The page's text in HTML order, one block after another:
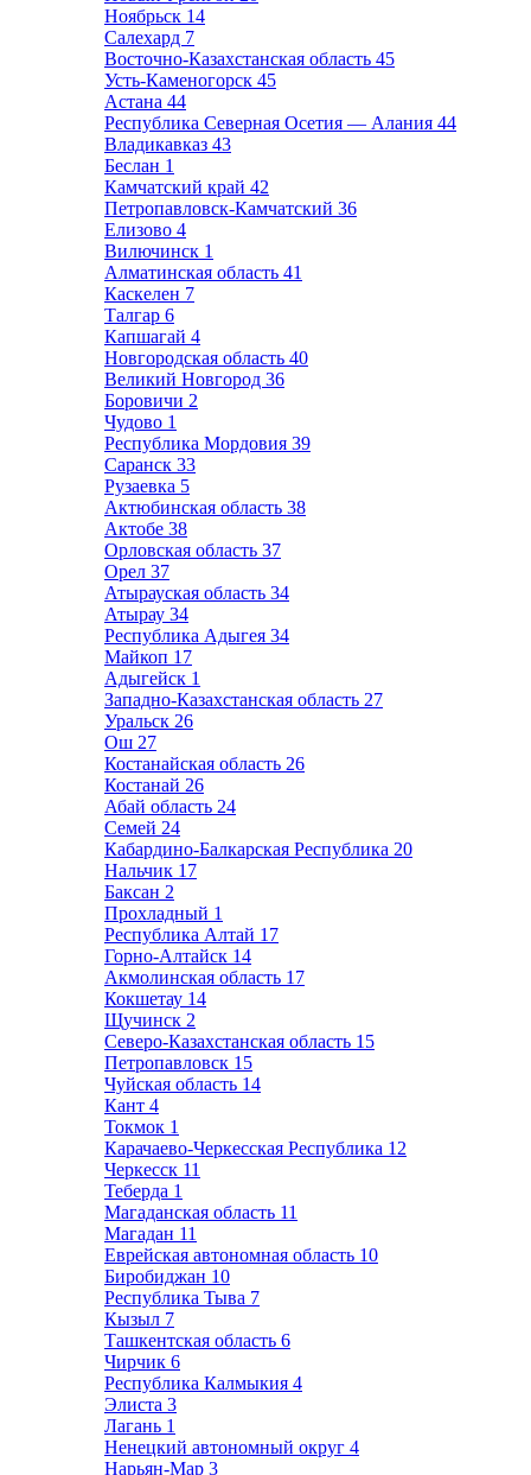
Ноябрьск 14
Салехард 7
Восточно-Казахстанская область 45
Усть-Каменогорск 45
Астана 44
Республика Северная Осетия — Алания 44
Владикавказ 43
Беслан 1
Камчатский край 42
Петропавловск-Камчатский 36
Елизово 4
Вилючинск 1
Алматинская область 41
Каскелен 7
Талгар 6
Капшагай 4
Новгородская область 40
Великий Новгород 36
Боровичи 2
Чудово 1
Республика Мордовия 39
Саранск 33
Рузаевка 5
Актюбинская область 38
Актобе 38
Орловская область 37
Орел 37
Атырауская область 34
Атырау 34
Республика Адыгея 34
Майкоп 17
Адыгейск 1
Западно-Казахстанская область 27
Уральск 26
Ош 27
Костанайская область 26
Костанай 26
Абай область 24
Семей 24
Кабардино-Балкарская Республика 20
Нальчик 17
Баксан 2
Прохладный 1
Республика Алтай 17
Горно-Алтайск 14
Акмолинская область 17
Кокшетау 14
Щучинск 2
Северо-Казахстанская область 15
Петропавловск 15
Чуйская область 14
Кант 4
Токмок 1
Карачаево-Черкесская Республика 12
Черкесск 11
Теберда 1
Магаданская область 11
Магадан 11
Еврейская автономная область 10
Биробиджан 10
Республика Тыва 7
Кызыл 7
Ташкентская область 6
Чирчик 6
Республика Калмыкия 4
Элиста 3
Лагань 1
Ненецкий автономный округ 4
Нарьян-Мар 3